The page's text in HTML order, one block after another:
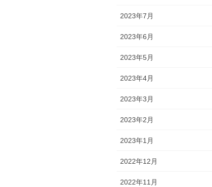
2023年7月
2023年6月
2023年5月
2023年4月
2023年3月
2023年2月
2023年1月
2022年12月
2022年11月